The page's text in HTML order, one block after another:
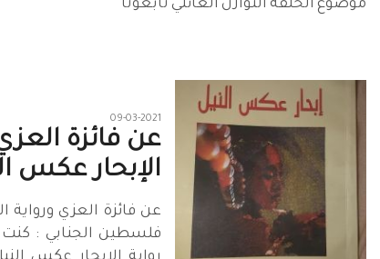
موضوع الحلقة التوازن العائلي تابعونا
09-03-2021
عن فائزة
الإبحار عكس
عن فائزة العزي ورواية
فلسطين الجنابي :